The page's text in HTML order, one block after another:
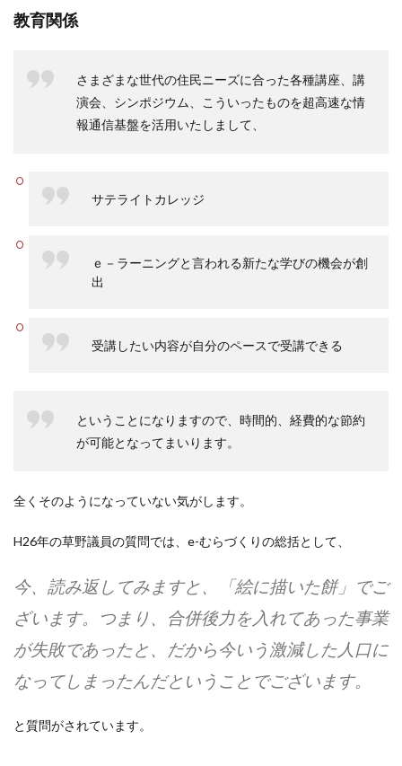
教育関係
さまざまな世代の住民ニーズに合った各種講座、講
演会、シンポジウム、こういったものを超高速な情
報通信基盤を活用いたしまして、
サテライトカレッジ
ｅ－ラーニングと言われる新たな学びの機会が創
出
受講したい内容が自分のペースで受講できる
ということになりますので、時間的、経費的な節約
が可能となってまいります。
全くそのようになっていない気がします。
H26年の草野議員の質問では、e-むらづくりの総括として、
今、読み返してみますと、「絵に描いた餅」でご
ざいます。つまり、合併後力を入れてあった事業
が失敗であったと、だから今いう激減した人口に
なってしまったんだということでございます。
と質問がされています。